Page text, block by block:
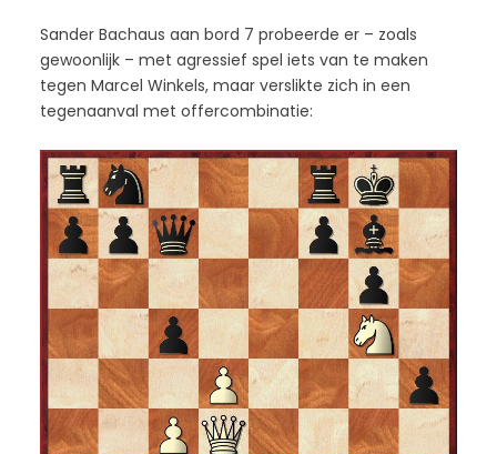
Sander Bachaus aan bord 7 probeerde er – zoals
gewoonlijk – met agressief spel iets van te maken
tegen Marcel Winkels, maar verslikte zich in een
tegenaanval met offercombinatie: